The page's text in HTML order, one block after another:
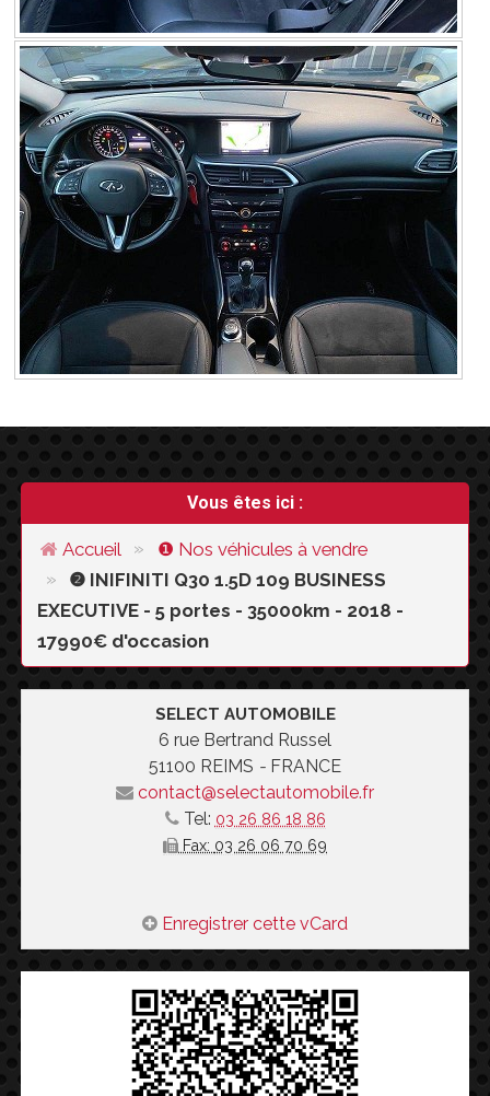
Vous êtes ici :
Accueil ❶ Nos véhicules à vendre
❷ INIFINITI Q30 1.5D 109 BUSINESS
EXECUTIVE - 5 portes - 35000km - 2018 -
17990€ d'occasion
SELECT AUTOMOBILE
6 rue Bertrand Russel
51100 REIMS - FRANCE
contact@selectautomobile.fr
Tel: 03 26 86 18 86
Fax: 03 26 06 70 69
Enregistrer cette vCard